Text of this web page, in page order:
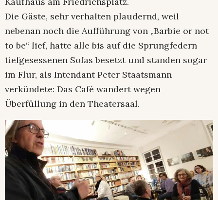
Die Gäste, sehr verhalten plaudernd, weil
nebenan noch die Aufführung von „Barbie or not
to be“ lief, hatte alle bis auf die Sprungfedern
tiefgesessenen Sofas besetzt und standen sogar
im Flur, als Intendant Peter Staatsmann
verkündete: Das Café wandert wegen
Überfüllung in den Theatersaal.